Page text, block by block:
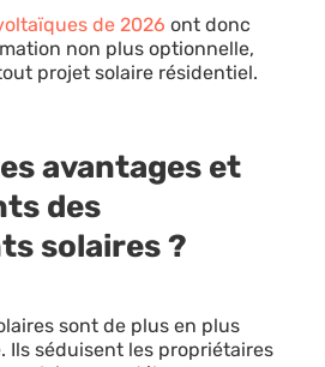
de 2026 ont donc
non plus optionnelle,
projet solaire résidentiel.
avantages et
des
solaires ?
sont de plus en plus
Ils séduisent les propriétaires